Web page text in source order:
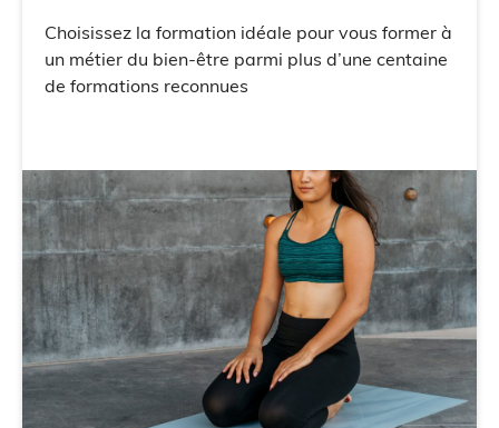
Choisissez la formation idéale pour vous former à
un métier du bien-être parmi plus d’une centaine
de formations reconnues